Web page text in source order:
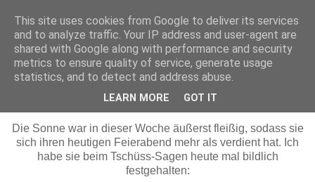
Maschenerie
04.03.2011
Sonnes Feierabend
Die Sonne war in dieser Woche äußerst fleißig, sodass sie
sich ihren heutigen Feierabend mehr als verdient hat. Ich
habe sie beim Tschüss-Sagen heute mal bildlich
festgehalten:
This site uses cookies from Google to deliver its services
and to analyze traffic. Your IP address and user-agent are
shared with Google along with performance and security
metrics to ensure quality of service, generate usage
statistics, and to detect and address abuse.
LEARN MORE GOT IT